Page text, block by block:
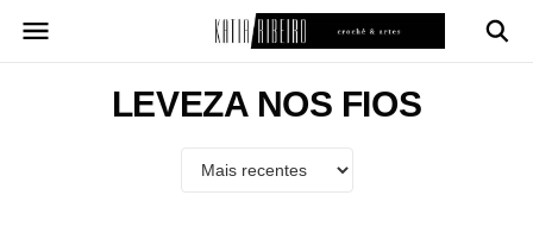
para
LEVEZA NOS FIOS